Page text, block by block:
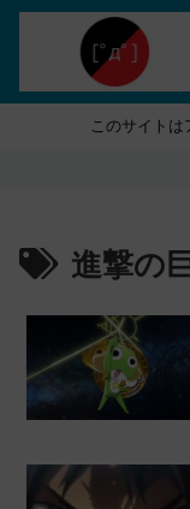
このサイト
進撃の